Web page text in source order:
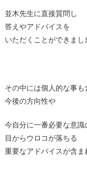
並木先生に直接質問し
答えやアドバイスを
いただくことができまし
その中には個人的な事も
今後の方向性や
今自分に一番必要な意識
目からウロコが落ちる
重要なアドバイスが含ま